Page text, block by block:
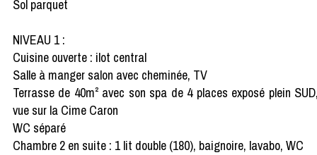
Sol parquet
NIVEAU 1 :
Cuisine ouverte : ilot central
Salle à manger salon avec cheminée, TV
Terrasse de 40m² avec son spa de 4 places exposé plein
vue sur la Cime Caron
WC séparé
Chambre 2 en suite : 1 lit double (180), baignoire, lavabo, WC